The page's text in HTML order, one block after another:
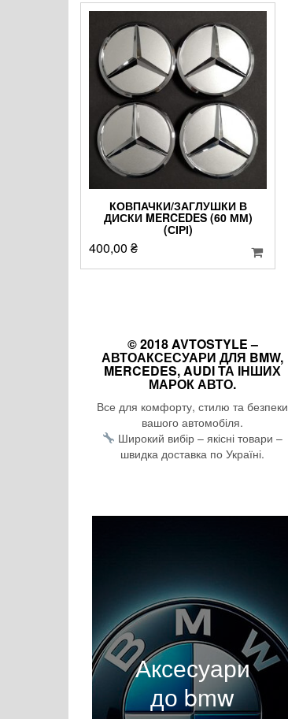
КОВПАЧКИ/ЗАГЛУШКИ В
ДИСКИ MERCEDES (60 ММ)
(СІРІ)
400,00 ₴
© 2018 AVTOSTYLE –
АВТОАКСЕСУАРИ ДЛЯ BMW,
MERCEDES, AUDI ТА ІНШИХ
МАРОК АВТО.
Все для комфорту, стилю та безпеки
вашого автомобіля.
Широкий вибір – якісні товари –
швидка доставка по Україні.
Аксесуари
до bmw